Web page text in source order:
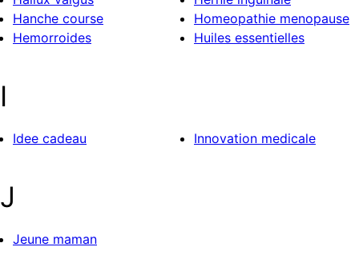
Hanche course
Hemorroides
Homeopathie menopause
Huiles essentielles
I
Idee cadeau Innovation medicale
J
Jeune maman